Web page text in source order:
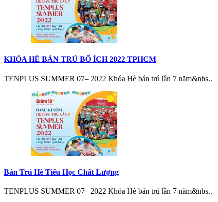
KHÓA HÈ BÁN TRÚ BỔ ÍCH 2022 TPHCM
TENPLUS SUMMER 07– 2022 Khóa Hè bán trú lần 7 năm&nbs..
Bán Trú Hè Tiểu Học Chất Lượng
TENPLUS SUMMER 07– 2022 Khóa Hè bán trú lần 7 năm&nbs..